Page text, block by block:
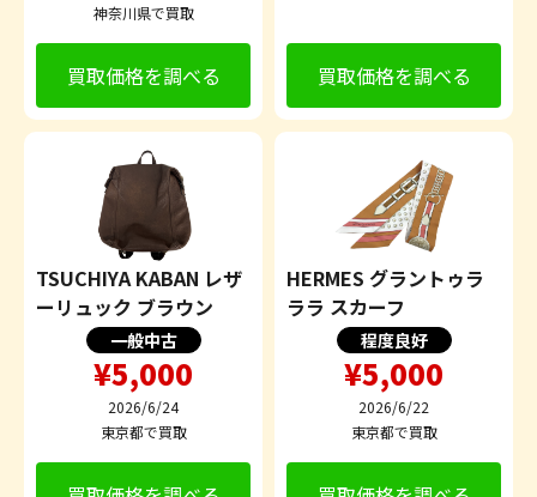
神奈川県で買取
買取価格を調べる 買取価格を調べる
TSUCHIYA KABAN レザ
ーリュック ブラウン
一般中古
¥5,000
2026/6/24
東京都で買取
HERMES グラントゥラ
ララ スカーフ
程度良好
¥5,000
2026/6/22
東京都で買取